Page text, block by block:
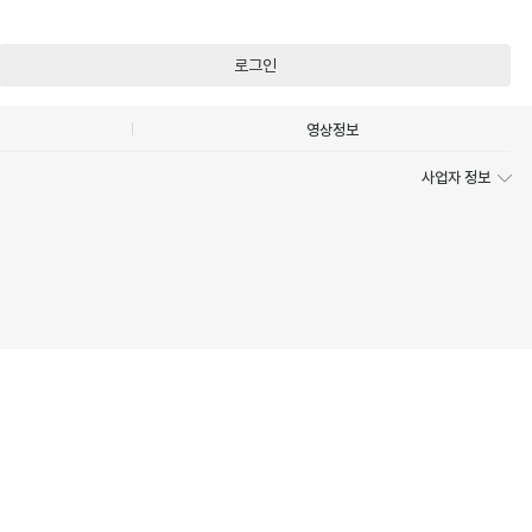
로그인
영상정보
사업자 정보